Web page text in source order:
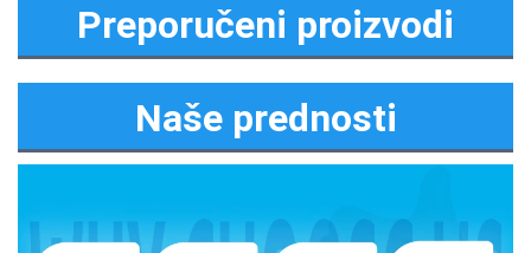
Preporučeni proizvodi
Naše prednosti